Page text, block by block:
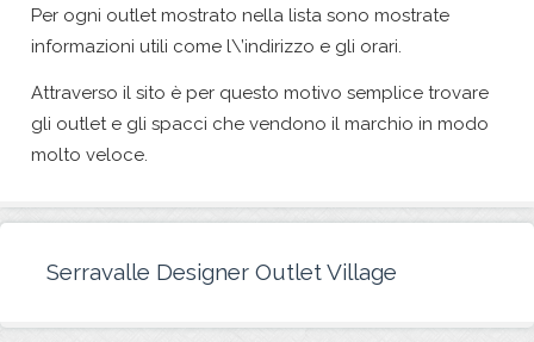
Per ogni outlet mostrato nella lista sono mostrate
informazioni utili come l\’indirizzo e gli orari.
Attraverso il sito è per questo motivo semplice trovare
gli outlet e gli spacci che vendono il marchio in modo
molto veloce.
Serravalle Designer Outlet Village